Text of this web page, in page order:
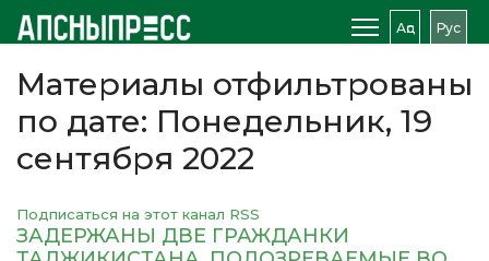
Аԥс Рус
Материалы отфильтрованы
по дате: Понедельник, 19
сентября 2022
Подписаться на этот канал RSS
ЗАДЕРЖАНЫ ДВЕ ГРАЖДАНКИ